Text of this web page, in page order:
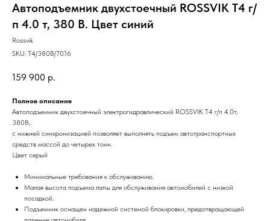
Автоподъемник двухстоечный ROSSVIK T4 г/
п 4.0 т, 380 В. Цвет синий
Rossvik
SKU: T4/380В/7016
159 900 р.
Полное описание
Автоподъемник двухстоечный электрогидравлический ROSSVIK T4 г/п 4.0т,
380В,
с нижней синхронизацией позволяет выполнять подъем автотранспортных
средств массой до четырех тонн.
Цвет серый
Минимальные требования к обслуживанию.
Малая высота подъема лапы для обслуживания автомобилей с низкой
посадкой.
Подъемник оснащен надежной системой блокировки, предотвращающей